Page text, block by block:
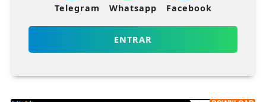
Telegram Whatsapp Facebook
ENTRAR